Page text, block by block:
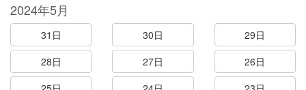
2024年5月
31日 30日
29日
28日
27日
26日